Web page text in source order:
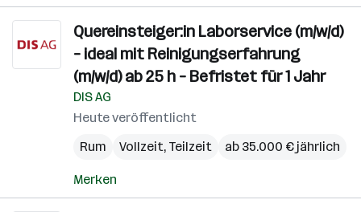
Quereinsteiger:in Laborservice (m/w/d)
– ideal mit Reinigungserfahrung
(m/w/d) ab 25 h – Befristet für 1 Jahr
DIS AG
Heute veröffentlicht
Rum
Vollzeit, Teilzeit ab 35.000 € jährlich
Merken